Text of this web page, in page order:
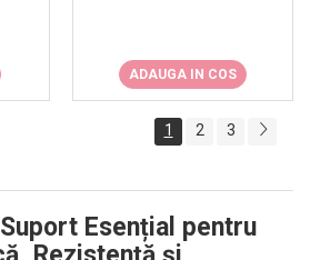
ADAUGA IN COS
1 2 3
Esențial pentru